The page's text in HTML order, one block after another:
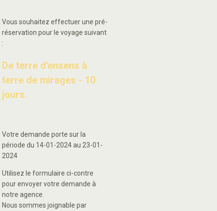
Vous souhaitez effectuer une pré-
réservation pour le voyage suivant
:
De terre d'ensens à
terre de mirages - 10
jours.
Votre demande porte sur la
période du 14-01-2024 au 23-01-
2024
Utilisez le formulaire ci-contre
pour envoyer votre demande à
notre agence.
Nous sommes joignable par